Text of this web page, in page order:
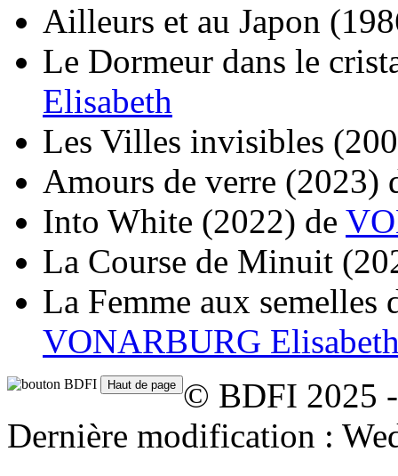
Ailleurs et au Japon
Le Dormeur dans le
Elisabeth
Les Villes invisibles
Amours de verre (2023)
Into White (2022) de
La Course de Minuit
La Femme aux semelles
VONARBURG
© BDFI 2025
Dernière modification :